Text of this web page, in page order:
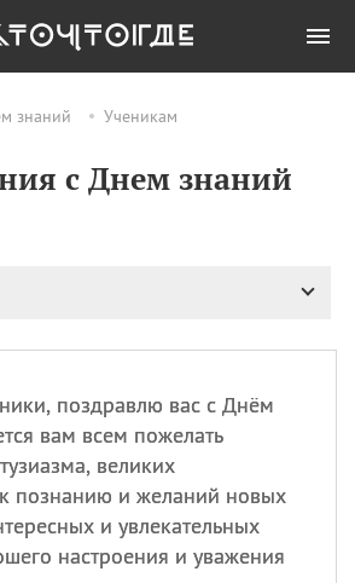
знаний Ученикам
с Днем знаний
поздравлю вас с Днём
вам всем пожелать
великих
познанию и желаний новых
и увлекательных
настроения и уважения
ПРАЗДНИКИ
08.08 День «Счастье
великомученика
покровителя всех
врачей и целителя
09.08 День книголюбов (Book